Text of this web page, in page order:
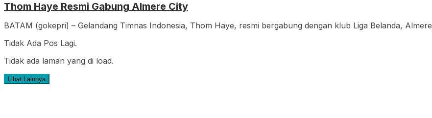
Thom Haye Resmi Gabung Almere City
BATAM (gokepri) – Gelandang Timnas Indonesia, Thom Haye, resmi bergabung dengan klub Liga Belanda, Almere
Tidak Ada Pos Lagi.
Tidak ada laman yang di load.
Lihat Lainnya